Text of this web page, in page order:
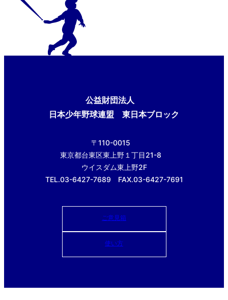
公益財団法人
日本少年野球連盟 東日本ブロック
〒110-0015
東京都台東区東上野１丁目21-8
ウイスダム東上野2F
TEL.03-6427-7689 FAX.03-6427-7691
ご意見箱
使い方